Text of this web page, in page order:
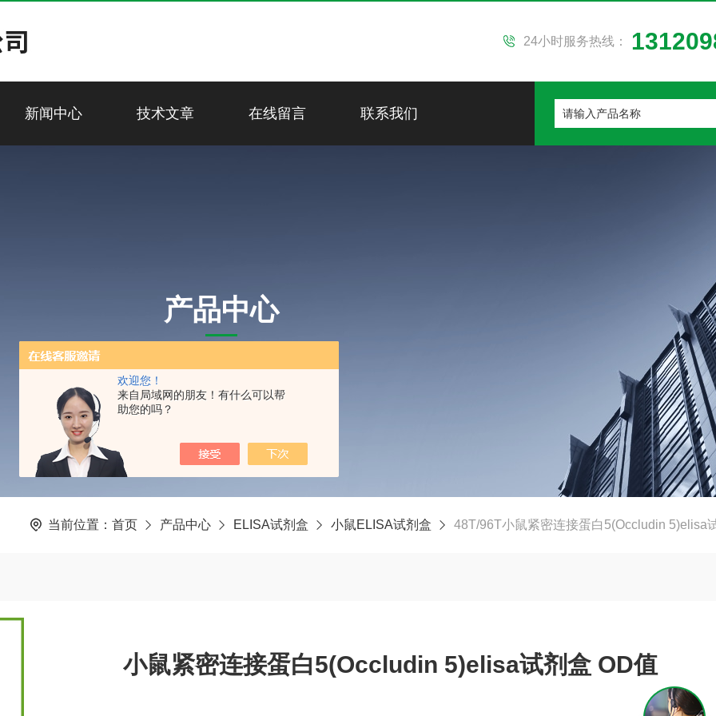
欢迎您！
来自局域网的朋友！有什么可以帮
助您的吗？
24小时服务热线：
新闻中心 技术文章 在线留言 联系我们
产品中心
当前位置： 首页 产品中心 ELISA试剂盒 小鼠ELISA试剂盒 48T/96T小鼠紧密连接蛋白5(Occludin 5)elisa
小鼠紧密连接蛋白5(Occludin 5)elisa试剂盒 OD值